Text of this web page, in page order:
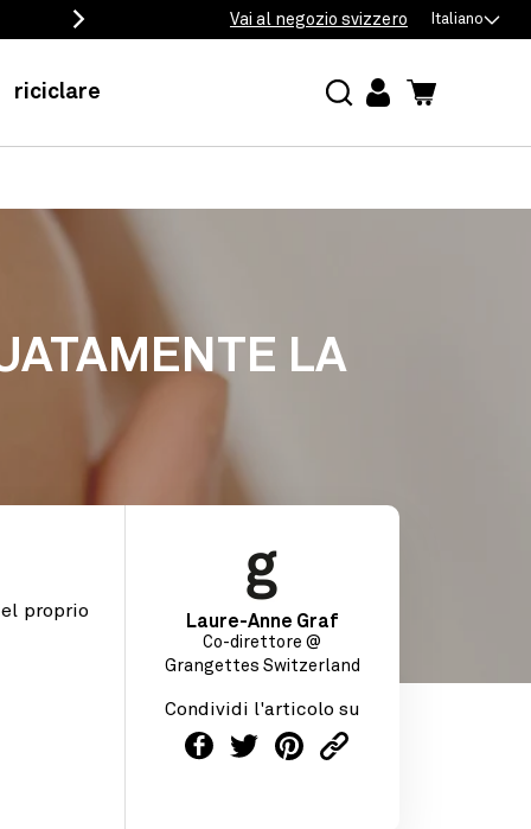
Vai al negozio svizzero Italiano
riciclare
AccediCarrello
LA
proprio
Laure-Anne Graf
Co-direttore @
Grangettes Switzerland
Condividi l'articolo su